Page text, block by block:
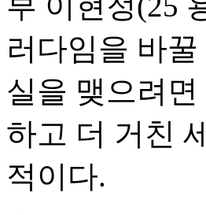
러다임을 바
실을 맺으려
하고 더 거친
적이다.